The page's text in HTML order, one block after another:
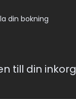
din bokning
till din inkorg